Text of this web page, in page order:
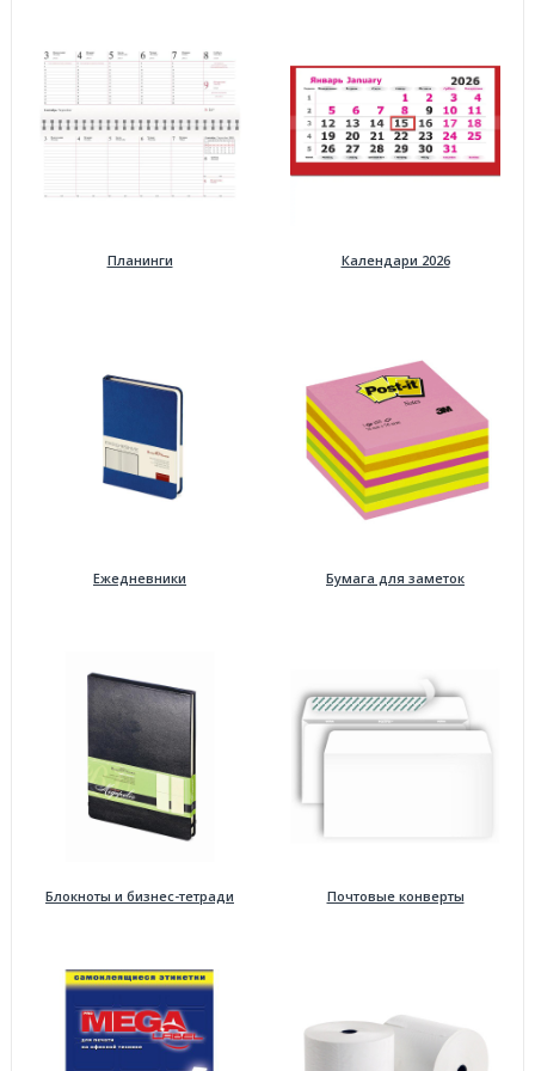
Планинги Календари 2026
Ежедневники Бумага для заметок
Блокноты и бизнес-тетради Почтовые конверты